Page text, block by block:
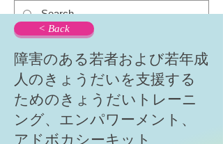
< Back
障害のある若者および若年成
人のきょうだいを支援する
ためのきょうだいトレーニ
ング、エンパワーメント、
アドボカシーキット